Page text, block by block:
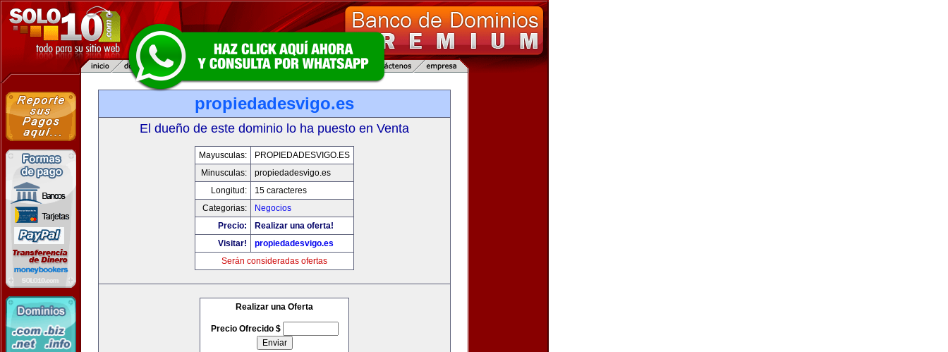
propiedadesvigo.es
El dueño de este dominio lo ha puesto en Venta
Mayusculas:
PROPIEDADESVIGO.ES
Minusculas:
propiedadesvigo.es
Longitud:
15 caracteres
Categorias:
Negocios
Precio:
Realizar una oferta!
Visitar!
propiedadesvigo.es
Serán consideradas ofertas
Realizar una Oferta
Precio Ofrecido $